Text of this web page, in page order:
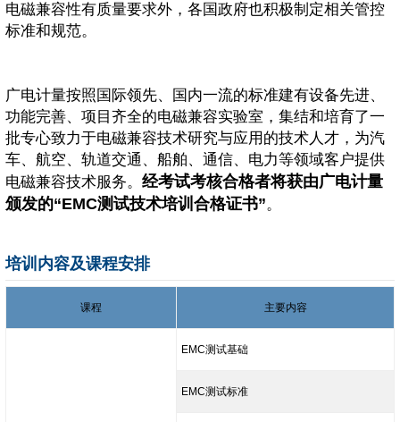
电磁兼容性有质量要求外，各国政府也积极制定相关管控
标准和规范。
广电计量按照国际领先、国内一流的标准建有设备先进、
功能完善、项目齐全的电磁兼容实验室，集结和培育了一
批专心致力于电磁兼容技术研究与应用的技术人才，为汽
车、航空、轨道交通、船舶、通信、电力等领域客户提供
电磁兼容技术服务。 经考试考核合格者将获由广电计量
颁发的“EMC测试技术培训合格证书”。
培训内容及课程安排
课程 主要内容
EMC测试基础
EMC测试标准